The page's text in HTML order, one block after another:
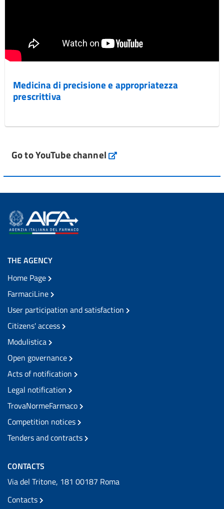
Medicina di precisione e appropriatezza
prescrittiva
Go to YouTube channel
THE AGENCY
Home Page
FarmaciLine
User participation and satisfaction
Citizens' access
Modulistica
Open governance
Acts of notification
Legal notification
TrovaNormeFarmaco
Competition notices
Tenders and contracts
CONTACTS
Via del Tritone, 181 00187 Roma
Contacts